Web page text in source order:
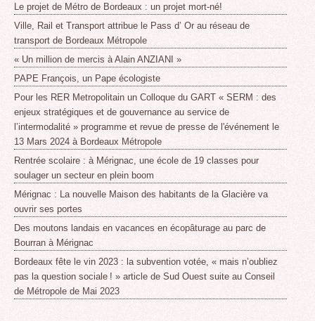
Le projet de Métro de Bordeaux : un projet mort-né!
Ville, Rail et Transport attribue le Pass d’ Or au réseau de
transport de Bordeaux Métropole
« Un million de mercis à Alain ANZIANI »
PAPE François, un Pape écologiste
Pour les RER Metropolitain un Colloque du GART « SERM : des
enjeux stratégiques et de gouvernance au service de
l’intermodalité » programme et revue de presse de l'événement le
13 Mars 2024 à Bordeaux Métropole
Rentrée scolaire : à Mérignac, une école de 19 classes pour
soulager un secteur en plein boom
Mérignac : La nouvelle Maison des habitants de la Glacière va
ouvrir ses portes
Des moutons landais en vacances en écopâturage au parc de
Bourran à Mérignac
Bordeaux fête le vin 2023 : la subvention votée, « mais n’oubliez
pas la question sociale ! » article de Sud Ouest suite au Conseil
de Métropole de Mai 2023